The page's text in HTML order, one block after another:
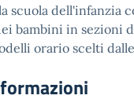
scuola dell'infanzia
bambini in sezioni
orario scelti